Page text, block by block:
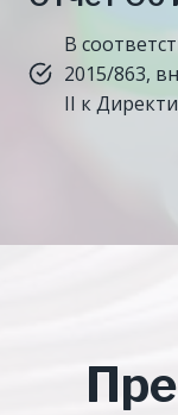
В
2015/863,
II к